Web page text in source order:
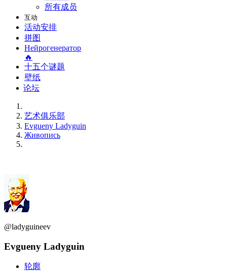
所有成员
互动
活动安排
拼图
Нейрогенератор
🔥
十五个谜题
壁纸
论坛
艺术俱乐部
Evgueny Ladyguin
Живопись
@ladyguineev
Evgueny Ladyguin
轮廓